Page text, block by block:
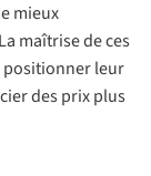
mieux
maîtrise de ces
positionner leur
des prix plus